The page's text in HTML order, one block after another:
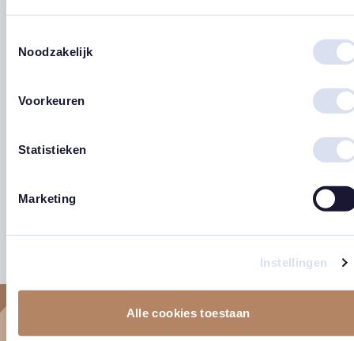
Noodzakelijk
Voorkeuren
Statistieken
Marketing
Instellingen
Alle cookies toestaan
€2,25Oorspronkelijke
€
€ 2,95
€2,25